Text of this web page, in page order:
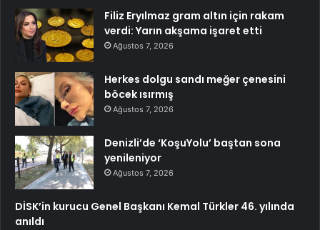
Filiz Eryılmaz gram altın için rakam
verdi: Yarın akşama işaret etti
Ağustos 7, 2026
Herkes dolgu sandı meğer çenesini
böcek ısırmış
Ağustos 7, 2026
Denizli’de ‘KoşuYolu’ baştan sona
yenileniyor
Ağustos 7, 2026
DİSK’in kurucu Genel Başkanı Kemal Türkler 46. yılında
anıldı